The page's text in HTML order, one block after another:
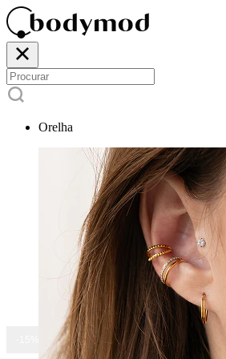
Orelha
-15% EM TODAS AS JOIAS